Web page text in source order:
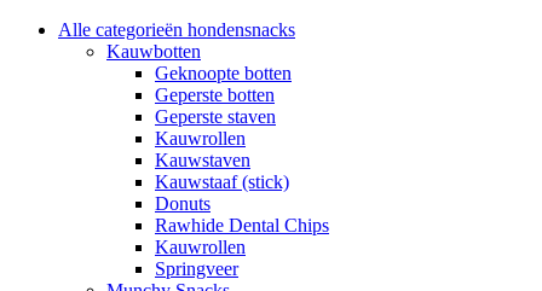
Alle categorieën hondensnacks
Kauwbotten
Geknoopte botten
Geperste botten
Geperste staven
Kauwrollen
Kauwstaven
Kauwstaaf (stick)
Donuts
Rawhide Dental Chips
Kauwrollen
Springveer